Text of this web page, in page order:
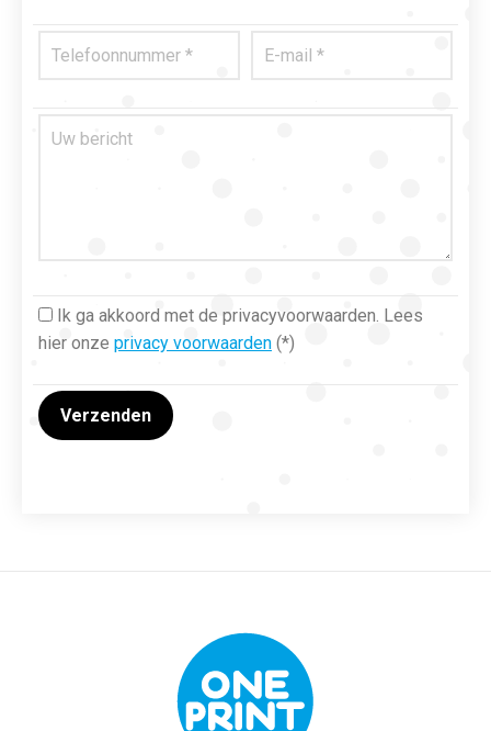
Ik ga akkoord met de privacyvoorwaarden. Lees
hier onze privacy voorwaarden (*)